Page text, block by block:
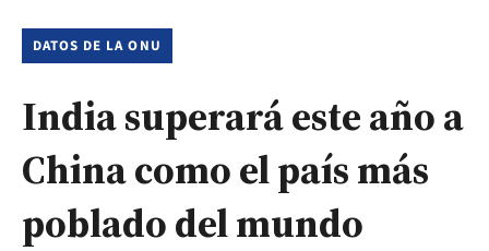
DATOS DE LA ONU
India superará este año a
China como el país más
poblado del mundo